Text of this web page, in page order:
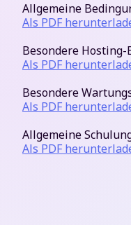
Allgemeine
Als PDF
Besondere
Als PDF
Besondere
Als PDF
Allgemeine
Als PDF